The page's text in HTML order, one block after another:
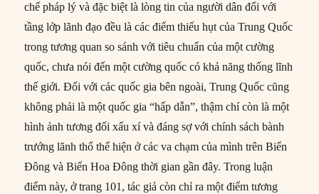
chế pháp lý và đặc biệt là lòng tin của người dân đối với
tầng lớp lãnh đạo đều là các điểm thiếu hụt của Trung Quốc
trong tương quan so sánh với tiêu chuẩn của một cường
quốc, chưa nói đến một cường quốc có khả năng thống lĩnh
thế giới. Đối với các quốc gia bên ngoài, Trung Quốc cũng
không phải là một quốc gia “hấp dẫn”, thậm chí còn là một
hình ảnh tương đối xấu xí và đáng sợ với chính sách bành
trướng lãnh thổ thể hiện ở các va chạm của mình trên Biển
Đông và Biển Hoa Đông thời gian gần đây. Trong luận
điểm này, ở trang 101, tác giả còn chỉ ra một điểm tương